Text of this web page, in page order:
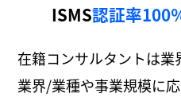
ISMS認証率100
在籍コンサルタントは業
業界/業種や事業規模に